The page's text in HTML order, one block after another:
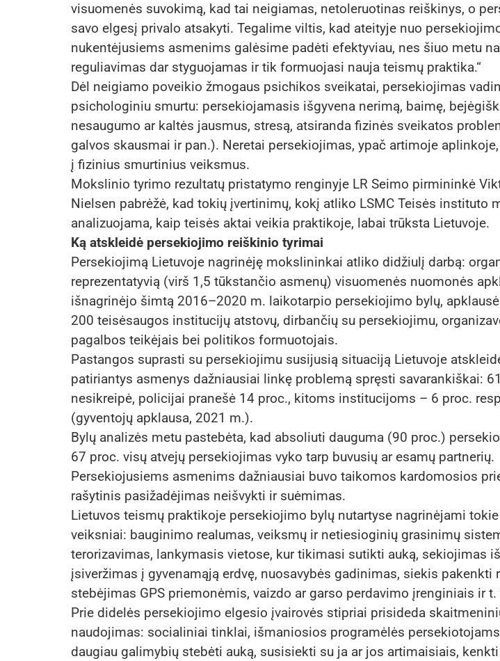
visuomenės suvokimą, kad tai neigiamas, netoleruotinas reiškinys, o
savo elgesį privalo atsakyti. Tegalime viltis, kad ateityje nuo
nukentėjusiems asmenims galėsime padėti efektyviau, nes šiuo metu
reguliavimas dar styguojamas ir tik formuojasi nauja teismų praktika.“
Dėl neigiamo poveikio žmogaus psichikos sveikatai, persekiojimas
psichologiniu smurtu: persekiojamasis išgyvena nerimą, baimę,
nesaugumo ar kaltės jausmus, stresą, atsiranda fizinės sveikatos
galvos skausmai ir pan.). Neretai persekiojimas, ypač artimoje
į fizinius smurtinius veiksmus.
Mokslinio tyrimo rezultatų pristatymo renginyje LR Seimo pirmininkė
Nielsen pabrėžė, kad tokių įvertinimų, kokį atliko LSMC Teisės instituto
analizuojama, kaip teisės aktai veikia praktikoje, labai trūksta Lietuvoje.
Ką atskleidė persekiojimo reiškinio tyrimai
Persekiojimą Lietuvoje nagrinėję mokslininkai atliko didžiulį darbą:
reprezentatyvią (virš 1,5 tūkstančio asmenų) visuomenės nuomonės
išnagrinėjo šimtą 2016–2020 m. laikotarpio persekiojimo bylų,
200 teisėsaugos institucijų atstovų, dirbančių su persekiojimu,
pagalbos teikėjais bei politikos formuotojais.
Pastangos suprasti su persekiojimu susijusią situaciją Lietuvoje
patiriantys asmenys dažniausiai linkę problemą spręsti savarankiškai:
nesikreipė, policijai pranešė 14 proc., kitoms institucijoms – 6 proc.
(gyventojų apklausa, 2021 m.).
Bylų analizės metu pastebėta, kad absoliuti dauguma (90 proc.)
67 proc. visų atvejų persekiojimas vyko tarp buvusių ar esamų partnerių.
Persekiojusiems asmenims dažniausiai buvo taikomos kardomosios
rašytinis pasižadėjimas neišvykti ir suėmimas.
Lietuvos teismų praktikoje persekiojimo bylų nutartyse nagrinėjami
veiksniai: bauginimo realumas, veiksmų ir netiesioginių grasinimų
terorizavimas, lankymasis vietose, kur tikimasi sutikti auką, sekiojimas
įsiveržimas į gyvenamąją erdvę, nuosavybės gadinimas, siekis pakenkti
stebėjimas GPS priemonėmis, vaizdo ar garso perdavimo įrenginiais ir t.
Prie didelės persekiojimo elgesio įvairovės stipriai prisideda
naudojimas: socialiniai tinklai, išmaniosios programėlės
daugiau galimybių stebėti auką, susisiekti su ja ar jos artimaisiais,